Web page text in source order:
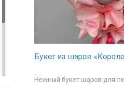
Букет из шаров
Нежный букет шаров для